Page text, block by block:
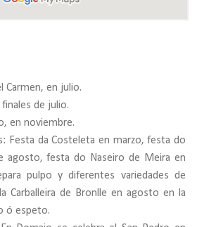
Carmen, en julio.
de julio.
en noviembre.
Festa da Costeleta en marzo, festa do
agosto, festa do Naseiro de Meira en
pulpo y diferentes variedades de
Carballeira de Bronlle en agosto en la
ó espeto.